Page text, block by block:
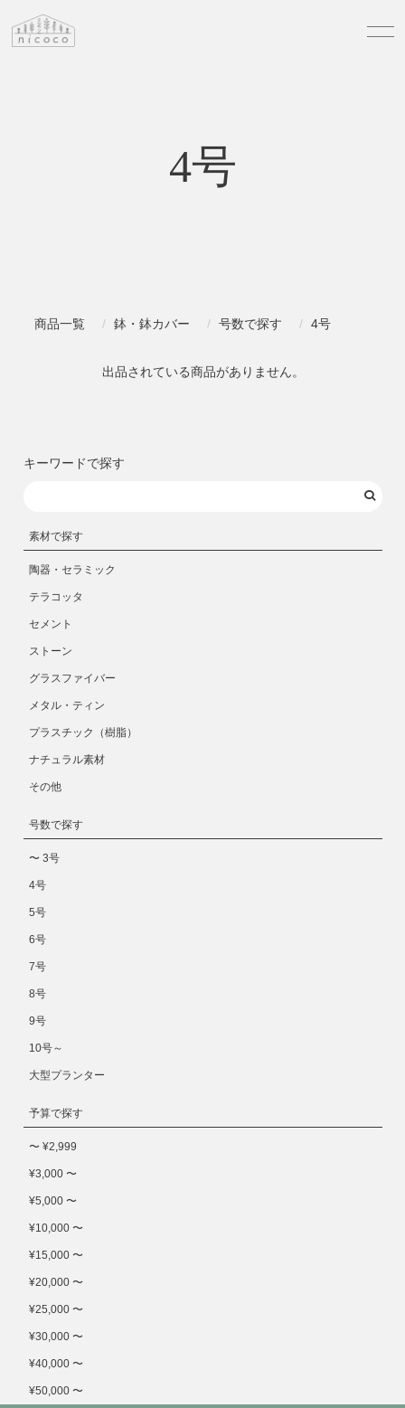
4号
商品一覧 鉢・鉢カバー 号数で探す 4号
出品されている商品がありません。
キーワードで探す
素材で探す
陶器・セラミック
テラコッタ
セメント
ストーン
グラスファイバー
メタル・ティン
プラスチック（樹脂）
ナチュラル素材
その他
号数で探す
〜 3号
4号
5号
6号
7号
8号
9号
10号～
大型プランター
予算で探す
〜 ¥2,999
¥3,000 〜
¥5,000 〜
¥10,000 〜
¥15,000 〜
¥20,000 〜
¥25,000 〜
¥30,000 〜
¥40,000 〜
¥50,000 〜